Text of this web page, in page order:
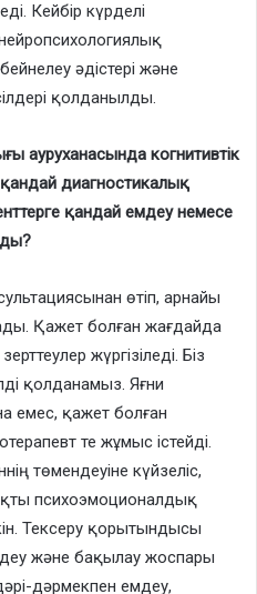
Кейбір күрделі
әдістері және
қолданылды.
ауруханасында когнитивтік
диагностикалық
қандай емдеу немесе
өтіп, арнайы
Қажет болған жағдайда
жүргізіледі. Біз
қолданамыз. Яғни
емес, қажет болған
те жұмыс істейді.
төмендеуіне күйзеліс,
психоэмоционалдық
Тексеру қорытындысы
және бақылау жоспары
дәрмекпен емдеу,